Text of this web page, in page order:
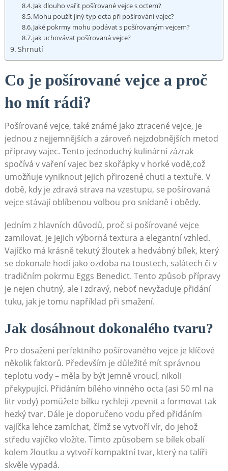
Jak dlouho vařit pošírované vejce s octem?
Mohu použít jiný typ octa při pošírování vajec?
Jaké pokrmy mohu podávat s pošírovaným vejcem?
jak uchovávat pošírovaná vejce?
Shrnutí
Co je pošírované vejce a proč
ho mít rádi?
Pošírované vejce, také známé jako ztracené vejce, je
jednou z nejjemnějších a zároveň nejzdobnějších metod
přípravy vajec. Tento jednoduchý kulinární zázrak
spočívá v vaření vajec bez skořápky v horké vodě,což
umožňuje vyniknout jejich přirozené chuti a textuře. V
době, kdy je zdravá strava na vzestupu, se pošírovaná
vejce stávají oblíbenou volbou pro snídaně i obědy.
Jedním z hlavních důvodů, proč si pošírované vejce
zamilovat, je jejich výborná textura a elegantní vzhled.
Vajíčko má krásně tekutý žloutek a hedvábný bílek, který
se dokonale hodí jako ozdoba na toustech, salátech či v
tradičním pokrmu Eggs Benedict. Tento způsob přípravy
je nejen chutný, ale i zdravý, neboť nevyžaduje přidání
tuku, jak je tomu například při smažení.
Jak dosáhnout dokonalého tvaru?
Pro dosažení perfektního pošírovaného vejce je klíčové
několik faktorů. Především je důležité mít správnou
teplotu vody – měla by být jemně vroucí, nikoli
překypující. Přidáním bílého vinného octa (asi 50 ml na
litr vody) pomůžete bílku rychleji zpevnit a formovat tak
hezký tvar. Dále je doporučeno vodu před přidáním
vajíčka lehce zamíchat, čímž se vytvoří vír, do jehož
středu vajíčko vložíte. Tímto způsobem se bílek obalí
kolem žloutku a vytvoří kompaktní tvar, který na talíři
skvěle vypadá.